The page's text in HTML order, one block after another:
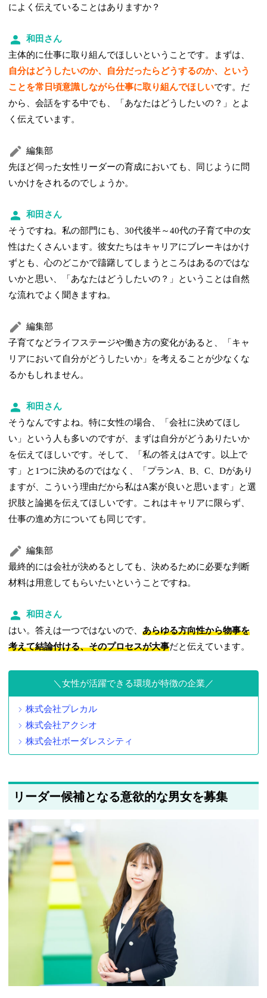
によく伝えていることはありますか？
和田さん
主体的に仕事に取り組んでほしいということです。まずは、
自分はどうしたいのか、自分だったらどうするのか、という
ことを常日頃意識しながら仕事に取り組んでほしいです。だ
から、会話をする中でも、「あなたはどうしたいの？」とよ
く伝えています。
編集部
先ほど伺った女性リーダーの育成においても、同じように問
いかけをされるのでしょうか。
和田さん
そうですね。私の部門にも、30代後半～40代の子育て中の女
性はたくさんいます。彼女たちはキャリアにブレーキはかけ
ずとも、心のどこかで躊躇してしまうところはあるのではな
いかと思い、「あなたはどうしたいの？」ということは自然
な流れでよく聞きますね。
編集部
子育てなどライフステージや働き方の変化があると、「キャ
リアにおいて自分がどうしたいか」を考えることが少なくな
るかもしれません。
和田さん
そうなんですよね。特に女性の場合、「会社に決めてほし
い」という人も多いのですが、まずは自分がどうありたいか
を伝えてほしいです。そして、「私の答えはAです。以上で
す」と1つに決めるのではなく、「プランA、B、C、Dがあり
ますが、こういう理由だから私はA案が良いと思います」と選
択肢と論拠を伝えてほしいです。これはキャリアに限らず、
仕事の進め方についても同じです。
編集部
最終的には会社が決めるとしても、決めるために必要な判断
材料は用意してもらいたいということですね。
和田さん
はい。答えは一つではないので、あらゆる方向性から物事を
考えて結論付ける、そのプロセスが大事だと伝えています。
女性が活躍できる環境が特徴の企業
株式会社プレカル
株式会社アクシオ
株式会社ボーダレスシティ
リーダー候補となる意欲的な男女を募集